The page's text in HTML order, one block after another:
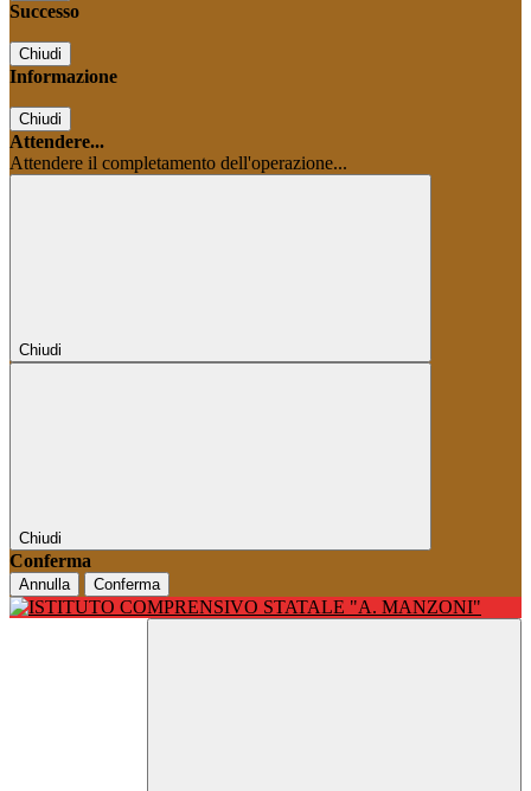
Successo
Chiudi
Informazione
Chiudi
Attendere...
Attendere il completamento dell'operazione...
Chiudi
Chiudi
Conferma
Annulla Conferma